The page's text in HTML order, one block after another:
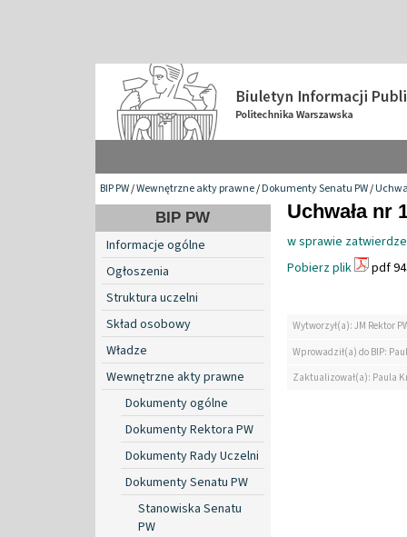
BIP PW/Wewnętrzne akty prawne/Dokumenty Senatu PW/
BIP PW
Informacje ogólne
Ogłoszenia
Struktura uczelni
Skład osobowy
Władze
Wewnętrzne akty prawne
Dokumenty ogólne
Dokumenty Rektora PW
Dokumenty Rady Uczelni
Dokumenty Senatu PW
Stanowiska Senatu
PW
Uchwała nr
w sprawie
Pobierz plik
pdf
Wytworzył(a): JM Rektor
Wprowadził(a) do BIP:
Zaktualizował(a): Paula